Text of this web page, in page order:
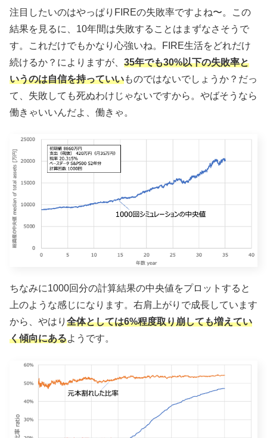
注目したいのはやっぱりFIREの失敗率ですよね〜。この
結果を見るに、10年間は失敗することはまずなさそうで
す。これだけでもかなり心強いね。FIRE生活をどれだけ
続けるか？によりますが、 35年でも30%以下の失敗率と
いうのは自信を持っていいものではないでしょうか？だっ
て、失敗しても死ぬわけじゃないですから。やばそうなら
働きゃいいんだよ、働きゃ。
ちなみに1000回分の計算結果の中央値をプロットすると
上のような感じになります。右肩上がりで成長しています
から、やはり 全体としては6%程度取り崩しても増えてい
く傾向にあるようです。